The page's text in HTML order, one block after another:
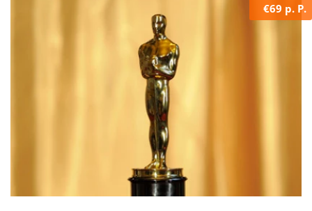
€69 p. P.